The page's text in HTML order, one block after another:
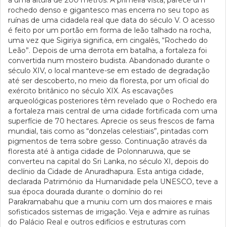
rochedo denso e gigantesco mas encerra no seu topo as
ruínas de uma cidadela real que data do século V. O acesso
é feito por um portão em forma de leão talhado na rocha,
uma vez que Sigiriya significa, em cingalês, “Rochedo do
Leão”. Depois de uma derrota em batalha, a fortaleza foi
convertida num mosteiro budista. Abandonado durante o
século XIV, o local manteve-se em estado de degradação
até ser descoberto, no meio da floresta, por um oficial do
exército britânico no século XIX. As escavações
arqueológicas posteriores têm revelado que o Rochedo era
a fortaleza mais central de uma cidade fortificada com uma
superfície de 70 hectares. Aprecie os seus frescos de fama
mundial, tais como as “donzelas celestiais”, pintadas com
pigmentos de terra sobre gesso. Continuação através da
floresta até à antiga cidade de Polonnaruwa, que se
converteu na capital do Sri Lanka, no século XI, depois do
declínio da Cidade de Anuradhapura. Esta antiga cidade,
declarada Património da Humanidade pela UNESCO, teve a
sua época dourada durante o domínio do rei
Parakramabahu que a muniu com um dos maiores e mais
sofisticados sistemas de irrigação. Veja e admire as ruínas
do Palácio Real e outros edifícios e estruturas com